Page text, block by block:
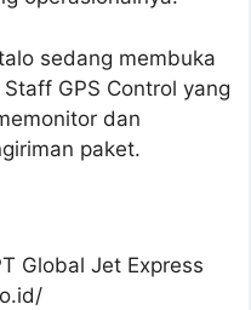
sedang membuka
GPS Control yang
dan
paket.
Global Jet Express